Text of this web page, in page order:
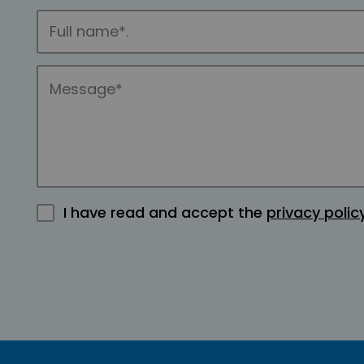
I have read and accept the privacy